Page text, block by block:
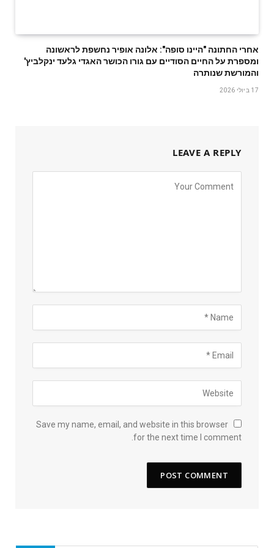
אחרי החתונה "היינו סופה": אלונה אופיר נחשפת לראשונה
ומספרת על החיים הסודיים עם גורו הכושר האגדי גלעד ינקלביץ'
והמורשת שנותרה
17 ביולי 2026
LEAVE A REPLY
Save my name, email, and website in this browser
for the next time I comment.